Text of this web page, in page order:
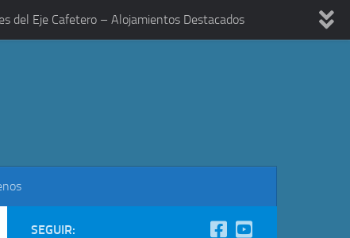
del Eje Cafetero – Alojamientos Destacados
SEGUIR: